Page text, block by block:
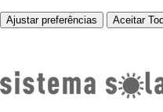
Ajustar preferências Aceitar